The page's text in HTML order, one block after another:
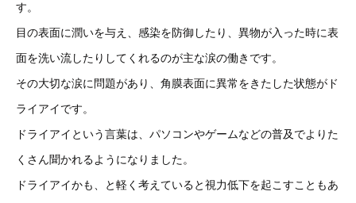
す。
目の表面に潤いを与え、感染を防御したり、異物が入った時に表
面を洗い流したりしてくれるのが主な涙の働きです。
その大切な涙に問題があり、角膜表面に異常をきたした状態がド
ライアイです。
ドライアイという言葉は、パソコンやゲームなどの普及でよりた
くさん聞かれるようになりました。
ドライアイかも、と軽く考えていると視力低下を起こすこともあ